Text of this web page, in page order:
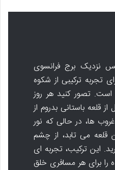
نزدیک برج فرانسوی
تجربه ترکیبی از شکوه
تصور کنید هر روز
قلعه باستانی بدروم از
ها، در حالی که نور
قلعه می تابد، از چشم
این ترکیب، تجربه ای
را برای هر مسافری خلق